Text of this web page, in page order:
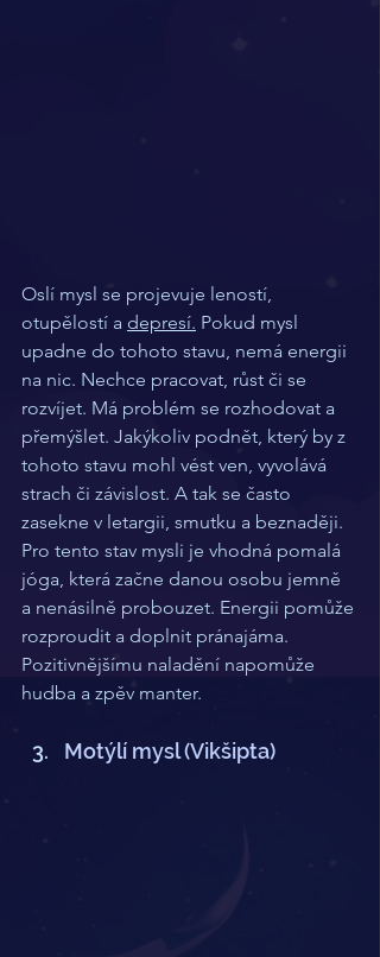
Oslí mysl se projevuje leností,
otupělostí a depresí. Pokud mysl
upadne do tohoto stavu, nemá energii
na nic. Nechce pracovat, růst či se
rozvíjet. Má problém se rozhodovat a
přemýšlet. Jakýkoliv podnět, který by z
tohoto stavu mohl vést ven, vyvolává
strach či závislost. A tak se často
zasekne v letargii, smutku a beznaději.
Pro tento stav mysli je vhodná pomalá
jóga, která začne danou osobu jemně
a nenásilně probouzet. Energii pomůže
rozproudit a doplnit pránajáma.
Pozitivnějšímu naladění napomůže
hudba a zpěv manter.
Motýlí mysl (Vikšipta)